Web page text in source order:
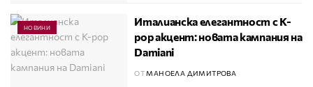
НОВИНИ
Италианска елегантност с K-
pop акцент: новата кампания на
Damiani
ОТ МАНОЕЛА ДИМИТРОВА